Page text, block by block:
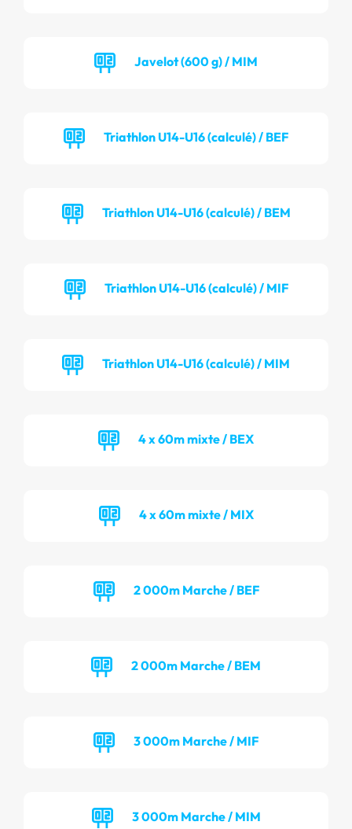
Javelot (600 g) / MIM
Triathlon U14-U16 (calculé) / BEF
Triathlon U14-U16 (calculé) / BEM
Triathlon U14-U16 (calculé) / MIF
Triathlon U14-U16 (calculé) / MIM
4 x 60m mixte / BEX
4 x 60m mixte / MIX
2 000m Marche / BEF
2 000m Marche / BEM
3 000m Marche / MIF
3 000m Marche / MIM